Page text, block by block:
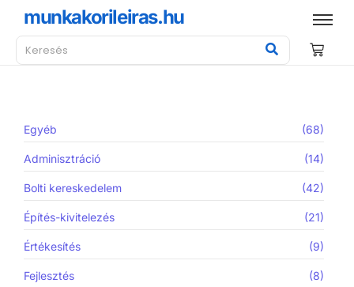
munkakorileiras.hu
Egyéb (68)
Adminisztráció (14)
Bolti kereskedelem (42)
Építés-kivitelezés (21)
Értékesítés (9)
Fejlesztés (8)